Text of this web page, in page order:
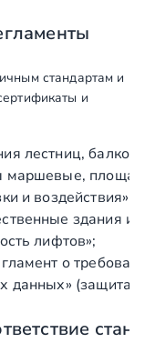
стандартам и
и
лестниц,
и воздействия»
здания и
лифтов»;
о
(защита